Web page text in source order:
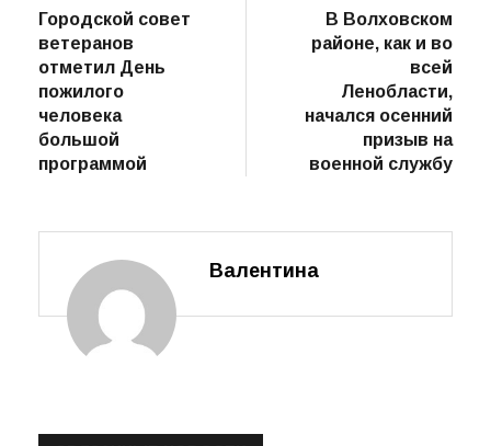
по
записям
Городской совет
ветеранов
отметил День
пожилого
человека
большой
программой
В Волховском
районе, как и во
всей
Ленобласти,
начался осенний
призыв на
военной службу
Валентина